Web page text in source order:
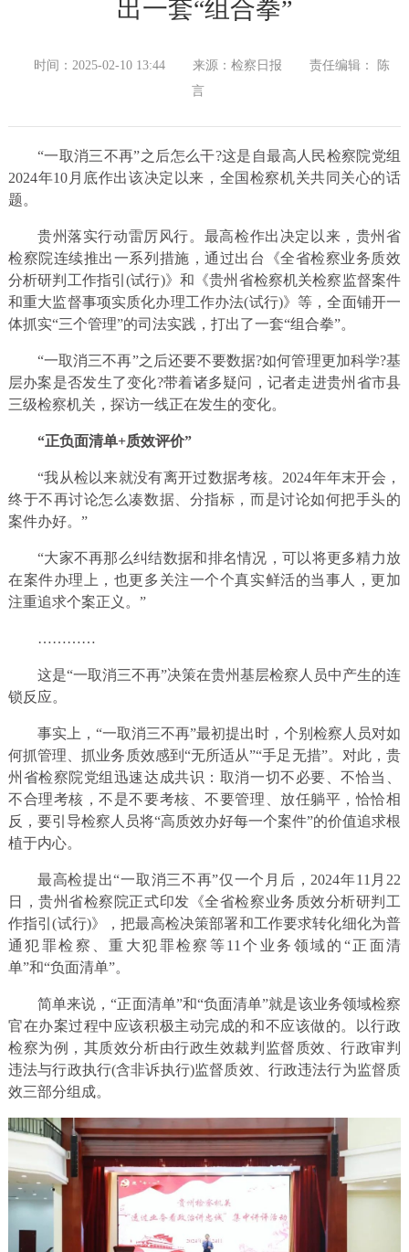
出一套“组合拳”
时间：2025-02-10 13:44 来源：检察日报
责任编辑： 陈
言
“一取消三不再”之后怎么干?这是自最高人民检察院党组
2024年10月底作出该决定以来，全国检察机关共同关心的话
题。
贵州落实行动雷厉风行。最高检作出决定以来，贵州省
检察院连续推出一系列措施，通过出台《全省检察业务质效
分析研判工作指引(试行)》和《贵州省检察机关检察监督案件
和重大监督事项实质化办理工作办法(试行)》等，全面铺开一
体抓实“三个管理”的司法实践，打出了一套“组合拳”。
“一取消三不再”之后还要不要数据?如何管理更加科学?基
层办案是否发生了变化?带着诸多疑问，记者走进贵州省市县
三级检察机关，探访一线正在发生的变化。
“正负面清单+质效评价”
“我从检以来就没有离开过数据考核。2024年年末开会，
终于不再讨论怎么凑数据、分指标，而是讨论如何把手头的
案件办好。”
“大家不再那么纠结数据和排名情况，可以将更多精力放
在案件办理上，也更多关注一个个真实鲜活的当事人，更加
注重追求个案正义。”
…………
这是“一取消三不再”决策在贵州基层检察人员中产生的连
锁反应。
事实上，“一取消三不再”最初提出时，个别检察人员对如
何抓管理、抓业务质效感到“无所适从”“手足无措”。对此，贵
州省检察院党组迅速达成共识：取消一切不必要、不恰当、
不合理考核，不是不要考核、不要管理、放任躺平，恰恰相
反，要引导检察人员将“高质效办好每一个案件”的价值追求根
植于内心。
最高检提出“一取消三不再”仅一个月后，2024年11月22
日，贵州省检察院正式印发《全省检察业务质效分析研判工
作指引(试行)》，把最高检决策部署和工作要求转化细化为普
通犯罪检察、重大犯罪检察等11个业务领域的“正面清
单”和“负面清单”。
简单来说，“正面清单”和“负面清单”就是该业务领域检察
官在办案过程中应该积极主动完成的和不应该做的。以行政
检察为例，其质效分析由行政生效裁判监督质效、行政审判
违法与行政执行(含非诉执行)监督质效、行政违法行为监督质
效三部分组成。